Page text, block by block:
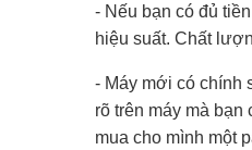
- Nếu bạn có đủ
hiệu suất. Chất
- Máy mới có chính
rõ trên máy mà
mua cho mình một